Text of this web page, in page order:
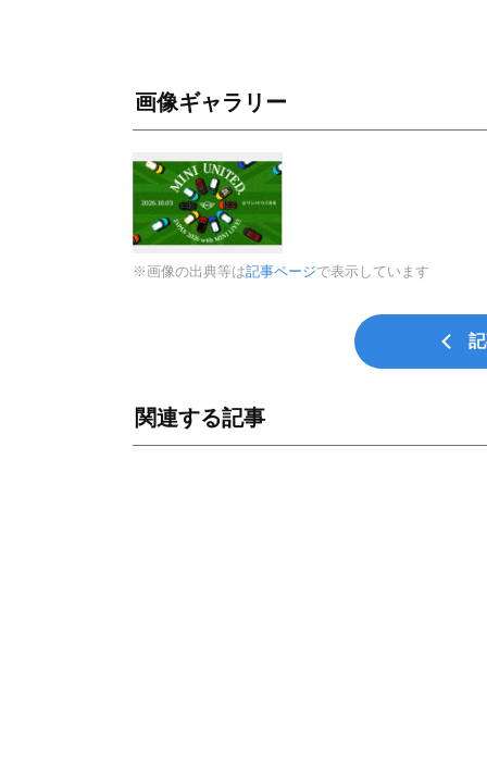
画像ギャラリー
※画像の出典等は記事ページで表示しています
関連する記事